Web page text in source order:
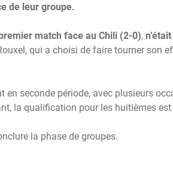
de leur groupe.
match face au Chili (2-0),
qui a choisi de faire tourner son
seconde période, avec plusieurs
la qualification pour les huitièmes est
la phase de groupes.